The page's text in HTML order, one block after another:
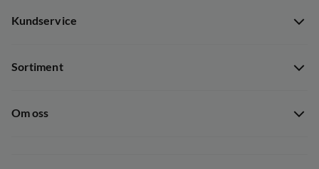
Kundservice
Dataskyddspolicy
Sortiment
Om oss